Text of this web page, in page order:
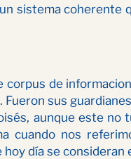
sistema coherente
de
sus
aunque este no
cuando nos
día se